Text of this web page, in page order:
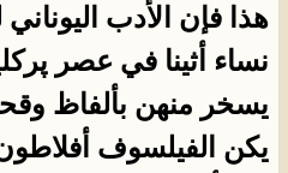
هذا فإن الأدب
نساء أثينا في عصر
يسخر منهن بألفاظ
يكن الفيلسوف